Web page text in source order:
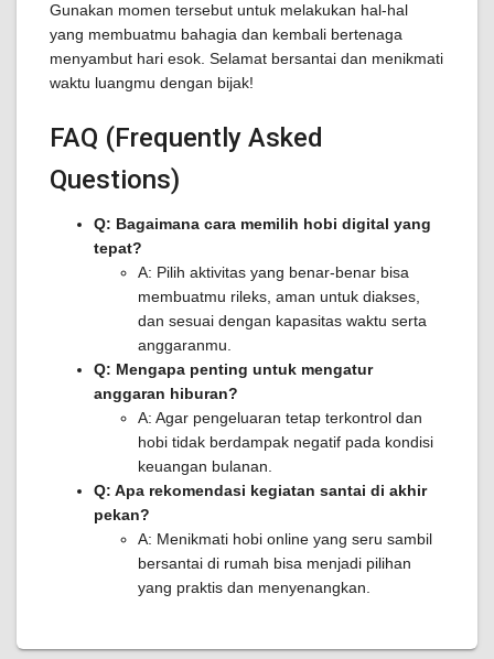
Gunakan momen tersebut untuk melakukan hal-hal
yang membuatmu bahagia dan kembali bertenaga
menyambut hari esok. Selamat bersantai dan menikmati
waktu luangmu dengan bijak!
FAQ (Frequently Asked
Questions)
Q: Bagaimana cara memilih hobi digital yang
tepat?
A: Pilih aktivitas yang benar-benar bisa
membuatmu rileks, aman untuk diakses,
dan sesuai dengan kapasitas waktu serta
anggaranmu.
Q: Mengapa penting untuk mengatur
anggaran hiburan?
A: Agar pengeluaran tetap terkontrol dan
hobi tidak berdampak negatif pada kondisi
keuangan bulanan.
Q: Apa rekomendasi kegiatan santai di akhir
pekan?
A: Menikmati hobi online yang seru sambil
bersantai di rumah bisa menjadi pilihan
yang praktis dan menyenangkan.